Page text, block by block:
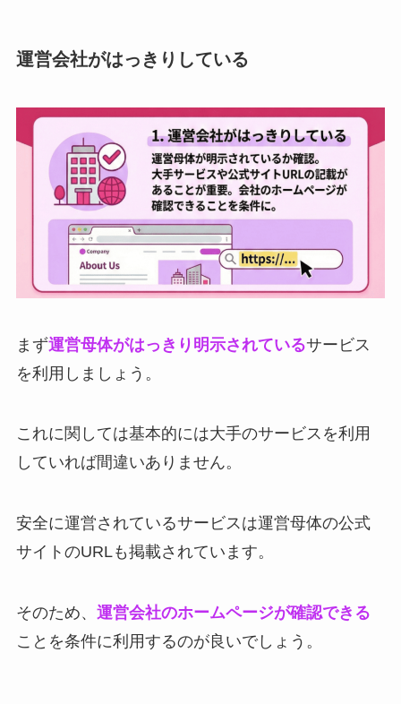
運営会社がはっきりしている
まず運営母体がはっきり明示されているサービス
を利用しましょう。
これに関しては基本的には大手のサービスを利用
していれば間違いありません。
安全に運営されているサービスは運営母体の公式
サイトのURLも掲載されています。
そのため、 運営会社のホームページが確認できる
ことを条件に利用するのが良いでしょう。